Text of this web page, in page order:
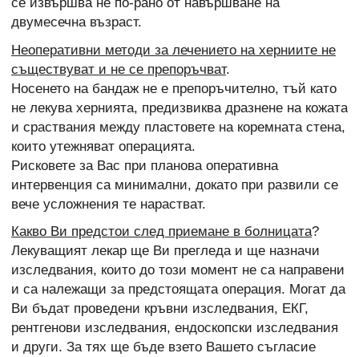
двумесечна възраст.
Неоперативни методи за лечението на херниите не
съществуват и не се препоръчват.
Носенето на бандаж не е препоръчително, тъй като
не лекува хернията, предизвиква дразнене на кожата
и сраствания между пластовете на коремната стена,
които утежняват операцията.
Рисковете за Вас при планова оперативна
интервенция са минимални, докато при развили се
вече усложнения те нарастват.
Какво Ви предстои след приемане в болницата?
Лекуващият лекар ще Ви прегледа и ще назначи
изследвания, които до този момент не са направени
и са належащи за предстоящата операция. Могат да
Ви бъдат проведени кръвни изследвания, ЕКГ,
рентгенови изследвания, ендоскопски изследвания
и други. За тях ще бъде взето Вашето съгласие